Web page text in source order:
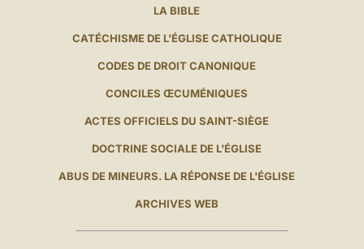
LA BIBLE
CATÉCHISME DE L'ÉGLISE CATHOLIQUE
CODES DE DROIT CANONIQUE
CONCILES ŒCUMÉNIQUES
ACTES OFFICIELS DU SAINT-SIÈGE
DOCTRINE SOCIALE DE L'ÉGLISE
ABUS DE MINEURS. LA RÉPONSE DE L'ÉGLISE
ARCHIVES WEB